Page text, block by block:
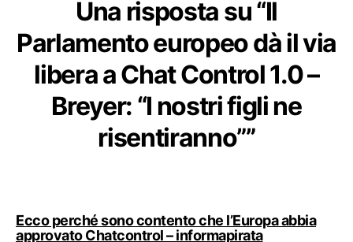
Una risposta su “Il
Parlamento europeo dà il via
libera a Chat Control 1.0 –
Breyer: “I nostri figli ne
risentiranno””
Ecco perché sono contento che l’Europa abbia
approvato Chatcontrol – informapiratadice: